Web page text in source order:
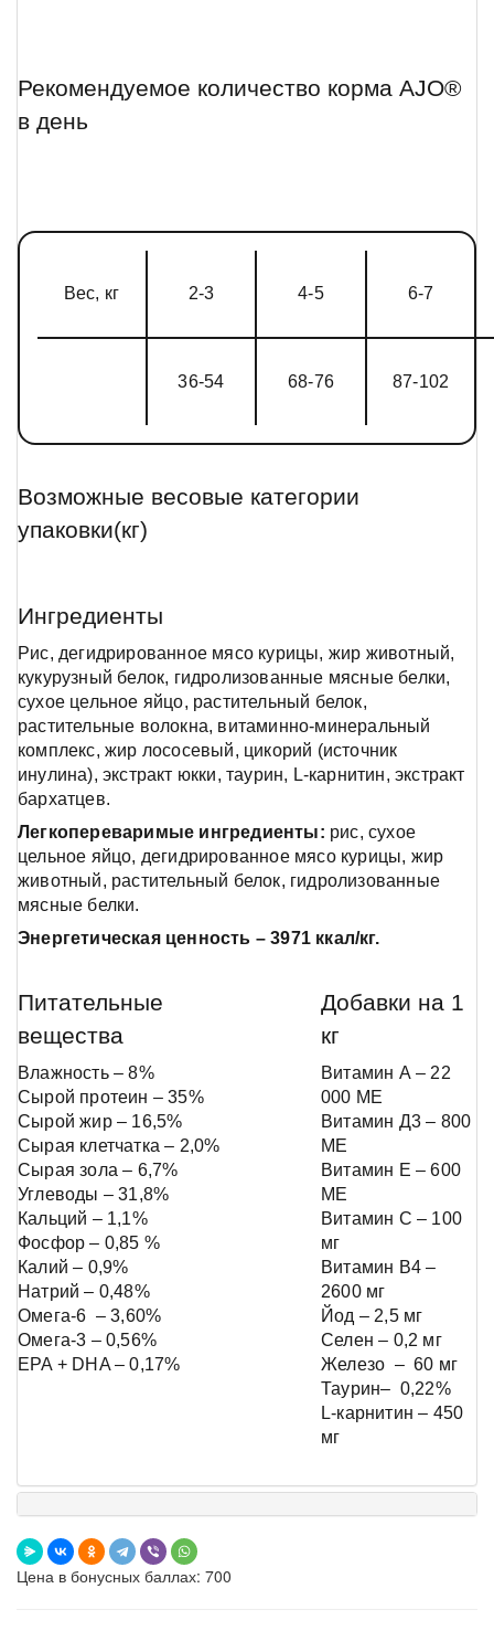
Рекомендуемое количество корма AJO®
в день
36-54 68-76 87-102
Вес, кг 2-3 4-5 6-7
Возможные весовые категории
упаковки(кг)
Ингредиенты
Рис, дегидрированное мясо курицы, жир животный,
кукурузный белок, гидролизованные мясные белки,
сухое цельное яйцо, растительный белок,
растительные волокна, витаминно-минеральный
комплекс, жир лососевый, цикорий (источник
инулина), экстракт юкки, таурин, L-карнитин, экстракт
бархатцев.
Легкопереваримые ингредиенты: рис, сухое
цельное яйцо, дегидрированное мясо курицы, жир
животный, растительный белок, гидролизованные
мясные белки.
Энергетическая ценность – 3971 ккал/кг.
Питательные
вещества
Влажность – 8%
Сырой протеин – 35%
Сырой жир – 16,5%
Сырая клетчатка – 2,0%
Сырая зола – 6,7%
Углеводы – 31,8%
Кальций – 1,1%
Фосфор – 0,85 %
Калий – 0,9%
Натрий – 0,48%
Омега-6 – 3,60%
Омега-3 – 0,56%
EPA + DHA – 0,17%
Добавки на 1
кг
Витамин А – 22
000 МЕ
Витамин Д3 – 800
МЕ
Витамин Е – 600
МЕ
Витамин С – 100
мг
Витамин В4 –
2600 мг
Йод – 2,5 мг
Селен – 0,2 мг
Железо – 60 мг
Таурин– 0,22%
L-карнитин – 450
мг
Цена в бонусных баллах: 700